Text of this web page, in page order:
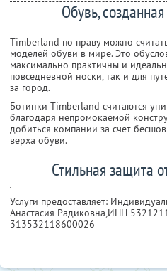
Обувь,
Timberland по праву можно
моделей обуви в мире. Это
максимально практичны и
повседневной носки, так и для
за город.
Ботинки Timberland считаются
благодаря непромокаемой
добиться компании за счет
верха обуви.
Стильная защита
Услуги предоставляет:
Анастасия Радиковна,ИНН
313532118600026